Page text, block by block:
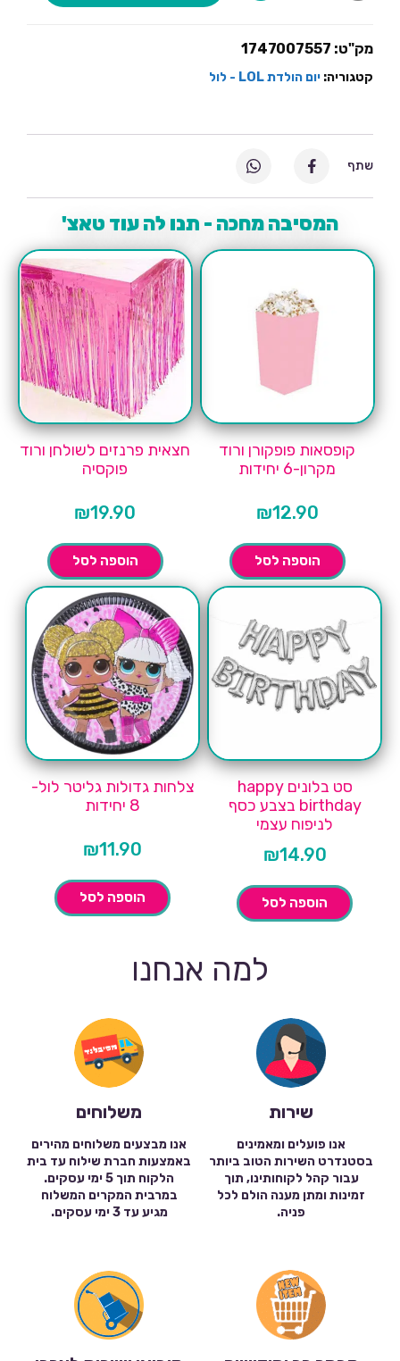
LOLמק"ט: 1747007557
קטגוריה: יום הולדת LOL - לול
המסיבה מחכה - תנו לה עוד טאצ'
קופסאות פופקורן ורוד
מקרון-6 יחידות
₪12.90
הוספה לסל
חצאית פרנזים לשולחן ורוד
פוקסיה
₪19.90
הוספה לסל
סט בלונים happy
birthday בצבע כסף
לניפוח עצמי
₪14.90
הוספה לסל
צלחות גדולות גליטר לול-
8 יחידות
₪11.90
הוספה לסל
שתף
למה אנחנו
שירות
אנו פועלים ומאמינים
בסטנדרט השירות הטוב ביותר
עבור קהל לקוחותינו, תוך
זמינות ומתן מענה הולם לכל
פניה.
משלוחים
אנו מבצעים משלוחים מהירים
באמצעות חברת שילוח עד בית
הלקוח תוך 5 ימי עסקים.
במרבית המקרים המשלוח
מגיע עד 3 ימי עסקים.